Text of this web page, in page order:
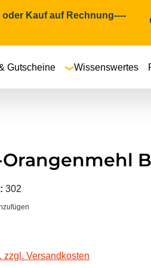
oder Kauf auf Rechnung----
Gutscheine Wissenswertes
302
zzgl. Versandkosten